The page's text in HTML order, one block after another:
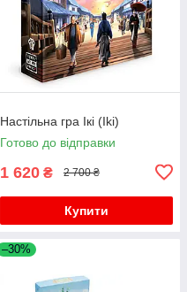
Настільна гра Ікі (Iki)
Готово до відправки
1 620 ₴ 2 700 ₴
Купити
–30%